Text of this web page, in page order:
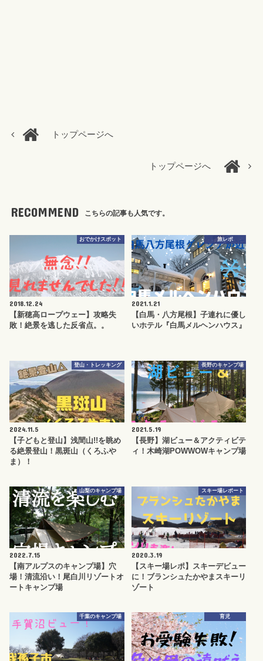
トップページへ
トップページへ
RECOMMEND こちらの記事も人気です。
おでかけスポット
2018.12.24
【新穂高ロープウェー】攻略失
敗！絶景を逃した反省点。。
旅レポ
2021.1.21
【白馬・八方尾根】子連れに優し
いホテル『白馬メルヘンハウス』
登山・トレッキング
2024.11.5
【子どもと登山】浅間山!!を眺め
る絶景登山！黒斑山（くろふや
ま）！
長野のキャンプ場
2021.5.19
【長野】湖ビュー＆アクティビテ
ィ！木崎湖POWWOWキャンプ場
山梨のキャンプ場
2022.7.15
【南アルプスのキャンプ場】穴
場！清流沿い！尾白川リゾートオ
ートキャンプ場
スキー場レポート
2020.3.19
【スキー場レポ】スキーデビュー
に！ブランシュたかやまスキーリ
ゾート
千葉のキャンプ場 育児